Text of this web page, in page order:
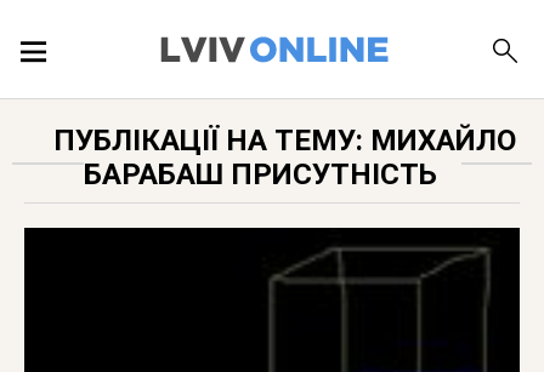
ЛОКАЦІЇ
ПУБЛІКАЦІЇ НА ТЕМУ: МИХАЙЛО
БАРАБАШ ПРИСУТНІСТЬ